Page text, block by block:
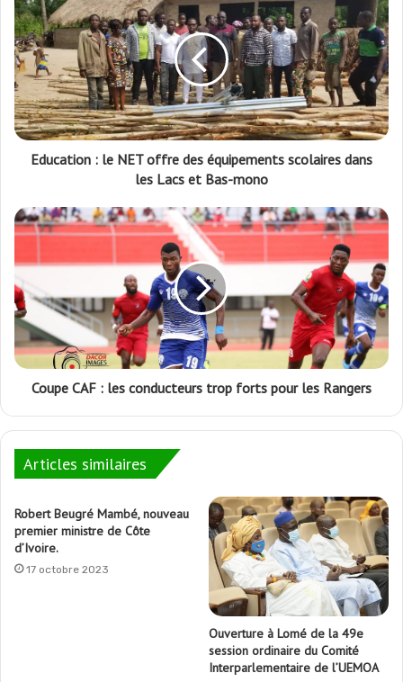
Education : le NET offre des équipements scolaires dans
les Lacs et Bas-mono
Coupe CAF : les conducteurs trop forts pour les Rangers
Articles similaires
Robert Beugré Mambé, nouveau
premier ministre de Côte
d’Ivoire.
17 octobre 2023
Ouverture à Lomé de la 49e
session ordinaire du Comité
Interparlementaire de l’UEMOA